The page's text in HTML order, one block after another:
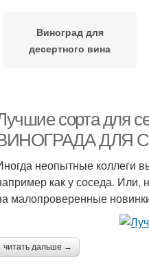
Виноград для
десертного вина
сорта для
ДЛЯ
неопытные коллеги
как у соседа. Или,
малопроверенные
читать дальше →